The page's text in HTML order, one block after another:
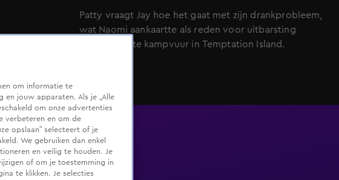
Patty vraagt Jay hoe het gaat met zijn drankprobleem,
wat Naomi aankaartte als reden voor uitbarsting
tijdens laatste kampvuur in Temptation Island.
om informatie te
en jouw apparaten. Als je „Alle
om onze advertenties
verbeteren en om de
opslaan” selecteert of je
We gebruiken dan enkel
en veilig te houden. Je
of om je toestemming in
te klikken. Je selecties